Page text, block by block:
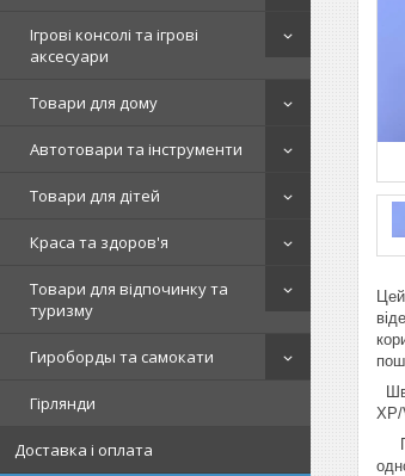
Ігрові консолі та ігрові
аксесуари
Товари для дому
Автотовари та інструменти
Товари для дітей
Краса та здоров'я
Товари для відпочинку та
туризму
Гироборды та самокати
Гірлянди
Доставка і оплата
XP/